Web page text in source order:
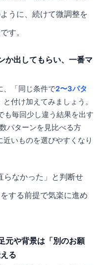
うに、続けて微調整を
す。
出してもらい、一番マ
、「同じ条件で2〜3パタ
付け加えてみましょう。
も毎回少し違う結果を出す
パターンを見比べる方
いものを選びやすくなり
らなかった」と判断せ
する前提で気楽に進め
や背景は「別のお願
る